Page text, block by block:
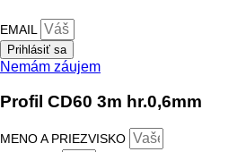
EMAIL
Prihlásiť sa
Nemám záujem
Profil CD60 3m hr.0,6mm
MENO A PRIEZVISKO